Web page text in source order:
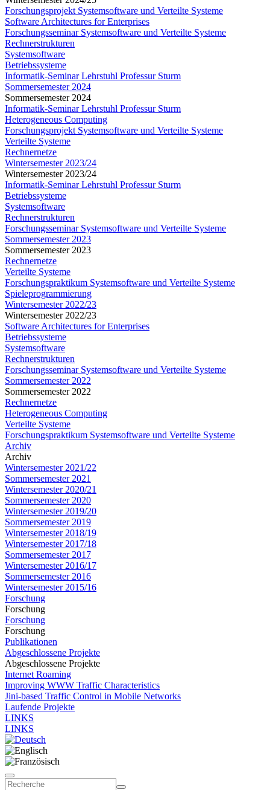
Forschungsprojekt Systemsoftware und Verteilte Systeme
Software Architectures for Enterprises
Forschungsseminar Systemsoftware und Verteilte Systeme
Rechnerstrukturen
Systemsoftware
Betriebssysteme
Informatik-Seminar Lehrstuhl Professur Sturm
Sommersemester 2024
Sommersemester 2024
Informatik-Seminar Lehrstuhl Professur Sturm
Heterogeneous Computing
Forschungsprojekt Systemsoftware und Verteilte Systeme
Verteilte Systeme
Rechnernetze
Wintersemester 2023/24
Wintersemester 2023/24
Informatik-Seminar Lehrstuhl Professur Sturm
Betriebssysteme
Systemsoftware
Rechnerstrukturen
Forschungsseminar Systemsoftware und Verteilte Systeme
Sommersemester 2023
Sommersemester 2023
Rechnernetze
Verteilte Systeme
Forschungspraktikum Systemsoftware und Verteilte Systeme
Spieleprogrammierung
Wintersemester 2022/23
Wintersemester 2022/23
Software Architectures for Enterprises
Betriebssysteme
Systemsoftware
Rechnerstrukturen
Forschungsseminar Systemsoftware und Verteilte Systeme
Sommersemester 2022
Sommersemester 2022
Rechnernetze
Heterogeneous Computing
Verteilte Systeme
Forschungspraktikum Systemsoftware und Verteilte Systeme
Archiv
Archiv
Wintersemester 2021/22
Sommersemester 2021
Wintersemester 2020/21
Sommersemester 2020
Wintersemester 2019/20
Sommersemester 2019
Wintersemester 2018/19
Wintersemester 2017/18
Sommersemester 2017
Wintersemester 2016/17
Sommersemester 2016
Wintersemester 2015/16
Forschung
Forschung
Forschung
Forschung
Publikationen
Abgeschlossene Projekte
Abgeschlossene Projekte
Internet Roaming
Improving WWW Traffic Characteristics
Jini-based Traffic Control in Mobile Networks
Laufende Projekte
LINKS
LINKS